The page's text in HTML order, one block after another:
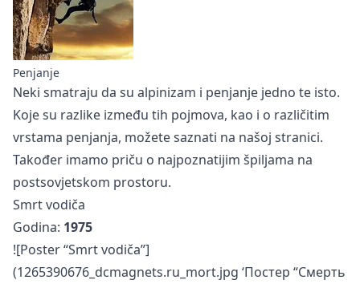
Penjanje
Neki smatraju da su alpinizam i penjanje jedno te isto.
Koje su razlike između tih pojmova, kao i o različitim
vrstama penjanja, možete saznati na našoj stranici.
Također imamo priču o najpoznatijim špiljama na
postsovjetskom prostoru.
Smrt vodiča
Godina: 1975
![Poster “Smrt vodiča”]
(1265390676_dcmagnets.ru_mort.jpg ‘Постер “Смерть